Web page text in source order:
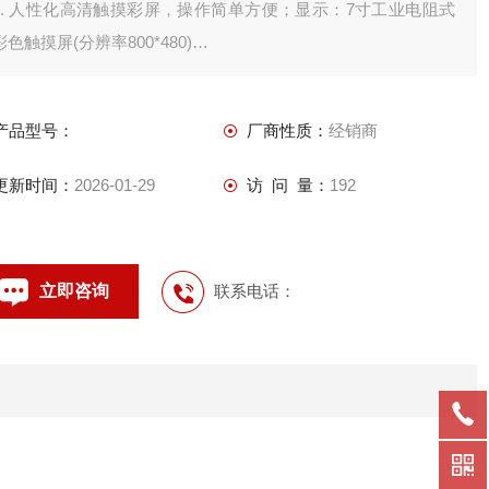
人性化高清触摸彩屏，操作简单方便；显示：7寸工业电阻式
色触摸屏(分辨率800*480)
自动生成称重记录，和各种管理报表；
显示:7寸触摸屏(分辨率800*480)；
品型号： 厂商性质： 经销商
新时间： 2026-01-29 访 问 量： 192
立即咨询 联系电话：